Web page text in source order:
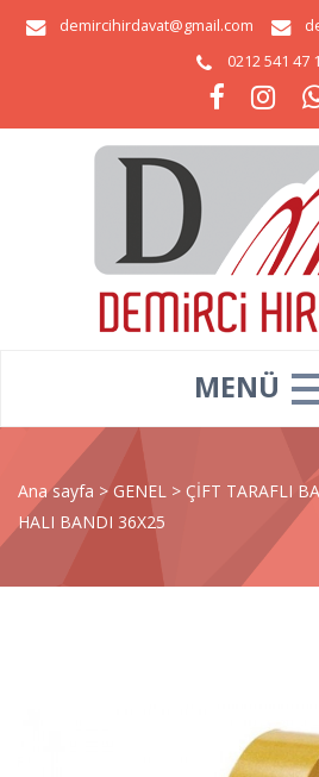
demircihirdavat@gmail.com
0212 541 47
MENÜ
Ana sayfa > GENEL > ÇİFT TARAFLI
HALI BANDI 36X25